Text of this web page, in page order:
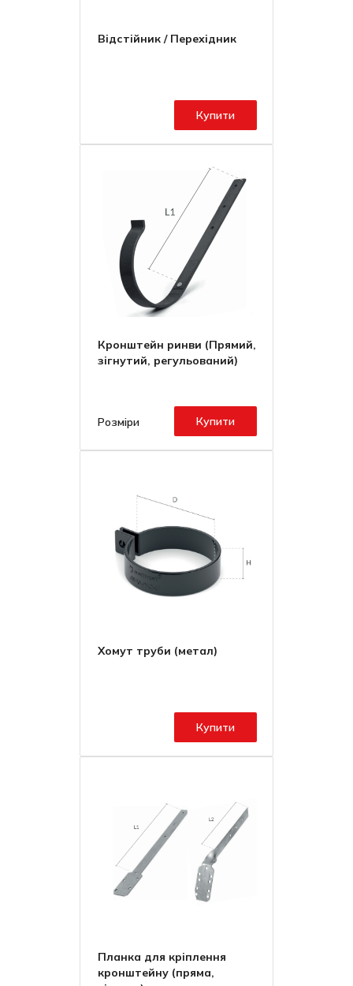
Відстійник / Перехідник
Купити
Кронштейн ринви (Прямий,
зігнутий, регульований)
Розміри Купити
Хомут труби (метал)
Купити
Планка для кріплення
кронштейну (пряма,